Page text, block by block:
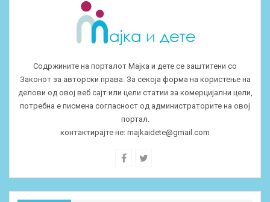
Содржините на порталот Мајка и дете се заштитени со
Законот за авторски права. За секоја форма на користење на
делови од овој веб сајт или цели статии за комерцијални цели,
потребна е писмена согласност од администраторите на овој
портал.
контактирајте не: majkaidete@gmail.com